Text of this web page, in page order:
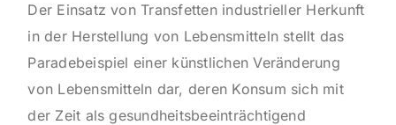
Der Einsatz von Transfetten industrieller Herkunft
in der Herstellung von Lebensmitteln stellt das
Paradebeispiel einer künstlichen Veränderung
von Lebensmitteln dar, deren Konsum sich mit
der Zeit als gesundheitsbeeinträchtigend